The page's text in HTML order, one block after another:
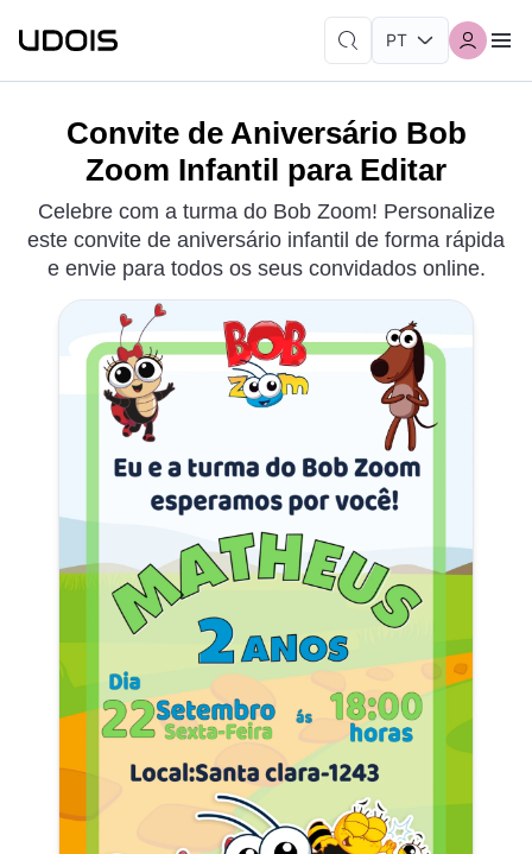
Convite de Aniversário Bob
Zoom Infantil para Editar
Celebre com a turma do Bob Zoom! Personalize
este convite de aniversário infantil de forma rápida
e envie para todos os seus convidados online.